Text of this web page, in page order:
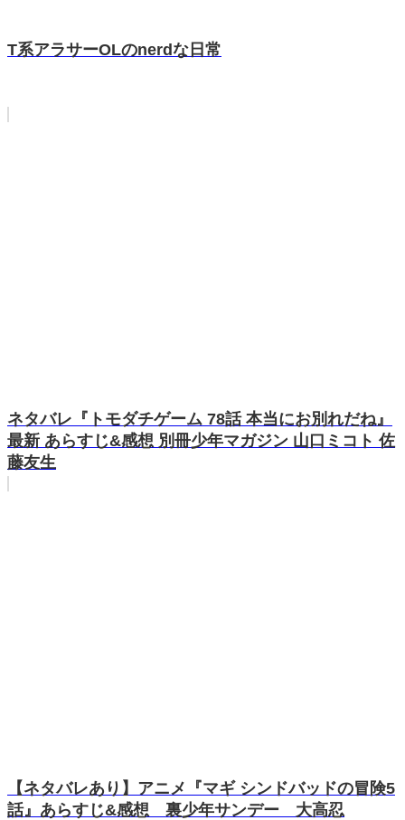
T系アラサーOLのnerdな日常
ネタバレ『トモダチゲーム 78話 本当にお別れだね』
最新 あらすじ&感想 別冊少年マガジン 山口ミコト 佐
藤友生
【ネタバレあり】アニメ『マギ シンドバッドの冒険5
話』あらすじ&感想 裏少年サンデー 大高忍